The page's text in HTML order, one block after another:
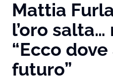
Mattia
l’oro
“Ecco
futuro”